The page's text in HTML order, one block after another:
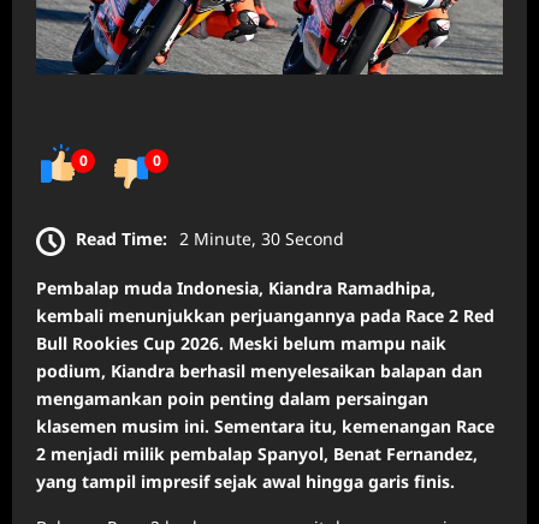
0 0
Read Time: 2 Minute, 30 Second
Pembalap muda Indonesia, Kiandra Ramadhipa,
kembali menunjukkan perjuangannya pada Race 2 Red
Bull Rookies Cup 2026. Meski belum mampu naik
podium, Kiandra berhasil menyelesaikan balapan dan
mengamankan poin penting dalam persaingan
klasemen musim ini. Sementara itu, kemenangan Race
2 menjadi milik pembalap Spanyol, Benat Fernandez,
yang tampil impresif sejak awal hingga garis finis.